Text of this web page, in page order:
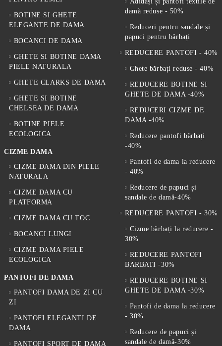
BOTINE SI GHETE
ELEGANTE DE DAMA
BOCANCI DE DAMA
GHETE SI BOTINE DAMA
PIELE NATURALA
GHETE CLARKS DE DAMA
GHETE SI BOTINE
CHELSEA DE DAMA
BOTINE PIELE
ECOLOGICA
CIZME DAMA
CIZME DAMA DIN PIELE
NATURALA
CIZME DAMA CU
PLATFORMA
CIZME DAMA CU TOC
BOCANCI LUNGI
CIZME DAMA PIELE
ECOLOGICA
PANTOFI DE DAMA
PANTOFI DAMA DE ZI CU
ZI
PANTOFI ELEGANTI DE
DAMA
PANTOFI SPORT DE DAMA
damă reduse - 50%
Reduceri pentru sandale și
papuci pentru bărbați
REDUCERE PANTOFI - 40%
Ghete bărbați reduse - 40%
REDUCERE BOTINE SI
GHETE DE DAMA -40%
REDUCERI CIZME DE
DAMA -40%
Reducere pantofi bărbați
-40%
Pantofi de dama la reducere
- 40%
Reducere de papuci și
sandale de damă-40%
REDUCERE PANTOFI - 30%
Cizme bărbați la reducere -
30%
REDUCERE PANTOFI
BARBATI -30%
REDUCERE BOTINE SI
GHETE DE DAMA -30%
Pantofi de dama la reducere
- 30%
Reducere de papuci și
sandale de damă-30%